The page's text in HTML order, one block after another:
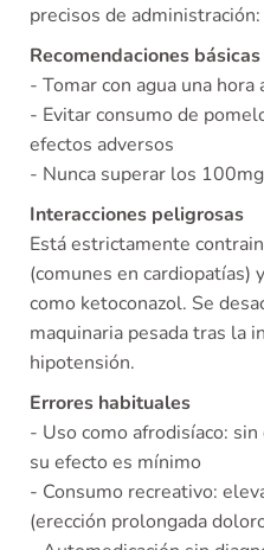
precisos de administración:
Recomendaciones básicas
- Tomar con agua una
- Evitar consumo de
efectos adversos
- Nunca superar los
Interacciones peligrosas
Está estrictamente
(comunes en cardiopatías)
como ketoconazol. Se
maquinaria pesada tras la
hipotensión.
Errores habituales
- Uso como afrodisíaco:
su efecto es mínimo
- Consumo recreativo:
(erección prolongada